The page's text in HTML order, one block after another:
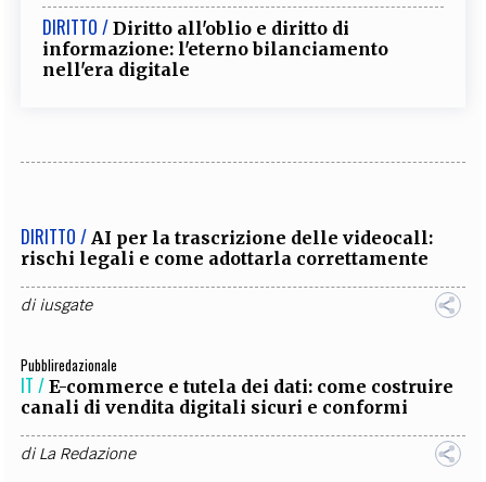
DIRITTO / Diritto all'oblio e diritto di
informazione: l'eterno bilanciamento
nell'era digitale
DIRITTO / AI per la trascrizione delle videocall:
rischi legali e come adottarla correttamente
diiusgate
Pubbliredazionale
IT / E-commerce e tutela dei dati: come costruire
canali di vendita digitali sicuri e conformi
diLa Redazione